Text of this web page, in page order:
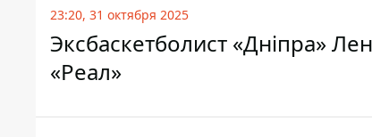
23:20, 31 октября 2025
Эксбаскетболист «Дніпра»
«Реал»